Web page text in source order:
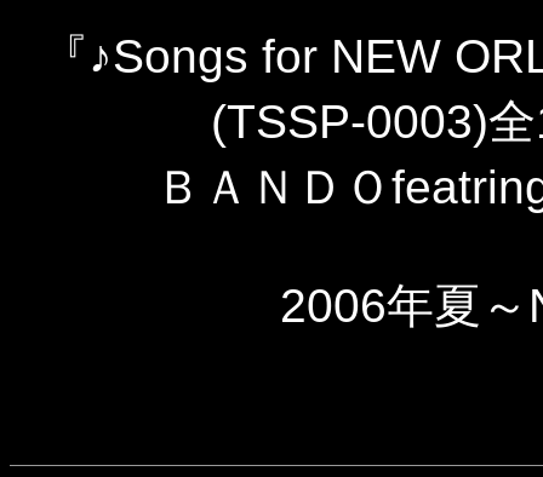
『♪Songs for NEW
(TSSP-0003)
ＢＡＮＤＯ
2006年夏